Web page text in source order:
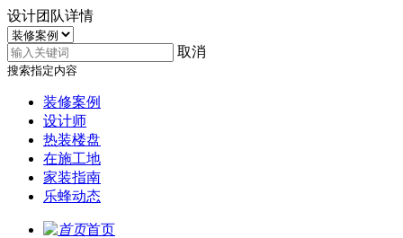
设计团队详情
取消
搜索指定内容
装修案例
设计师
热装楼盘
在施工地
家装指南
乐蜂动态
首页